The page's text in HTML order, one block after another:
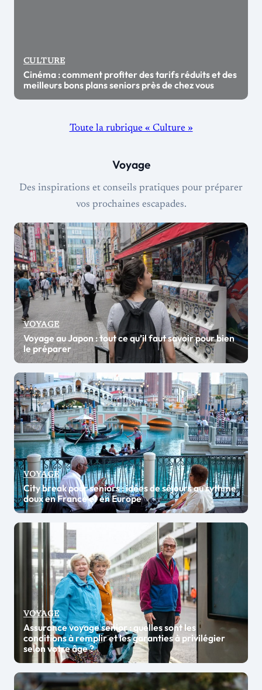
CULTURE
Cinéma : comment profiter des tarifs réduits et des
meilleurs bons plans seniors près de chez vous
Toute la rubrique « Culture »
Voyage
Des inspirations et conseils pratiques pour préparer
vos prochaines escapades.
VOYAGE
Voyage au Japon : tout ce qu’il faut savoir pour bien
le préparer
VOYAGE
City break pour seniors : idées de séjours au rythme
doux en France et en Europe
VOYAGE
Assurance voyage senior : quelles sont les
conditions à remplir et les garanties à privilégier
selon votre âge ?